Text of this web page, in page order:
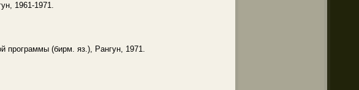
1961-1971.
программы (бирм. яз.), Рангун, 1971.